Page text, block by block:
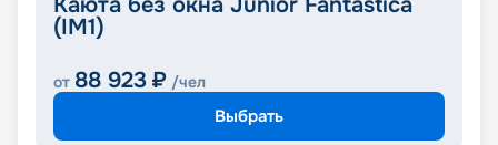
(IM1)
от 88 923 ₽ /чел
Выбрать